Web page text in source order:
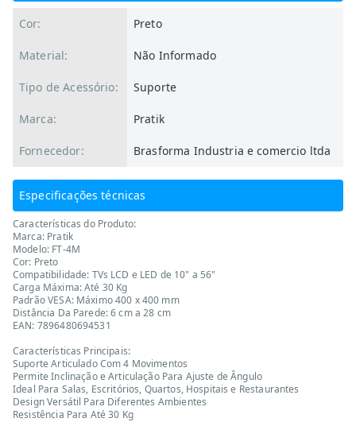
Cor: Preto
Material: Não Informado
Tipo de Acessório: Suporte
Marca: Pratik
Fornecedor: Brasforma Industria e comercio ltda
Especificações técnicas
Características do Produto:
Marca: Pratik
Modelo: FT-4M
Cor: Preto
Compatibilidade: TVs LCD e LED de 10" a 56"
Carga Máxima: Até 30 Kg
Padrão VESA: Máximo 400 x 400 mm
Distância Da Parede: 6 cm a 28 cm
EAN: 7896480694531
Características Principais:
Suporte Articulado Com 4 Movimentos
Permite Inclinação e Articulação Para Ajuste de Ângulo
Ideal Para Salas, Escritórios, Quartos, Hospitais e Restaurantes
Design Versátil Para Diferentes Ambientes
Resistência Para Até 30 Kg